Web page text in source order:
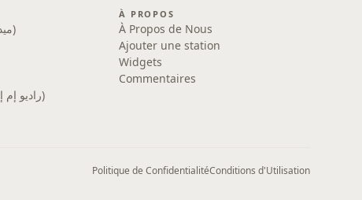
Med Radio (ميد راديو)
MFM Radio (راديو إم إف إم)
À PROPOS
À Propos de Nous
Ajouter une station
Widgets
Commentaires
Politique de ConfidentialitéConditions d'Utilisation